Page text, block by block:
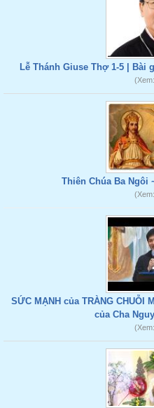
Lễ Thánh Giuse Thợ 1-5 | Bài
Thiên Chúa Ba Ngôi
SỨC MẠNH của TRÀNG CHUỖI
của Cha